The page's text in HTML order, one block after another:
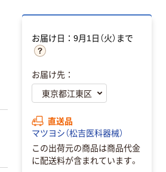
お届け日：9月1日（火）まで
お届け先：
直送品
マツヨシ（松吉医科器械）
この出荷元の商品は商品代金
に配送料が含まれています。